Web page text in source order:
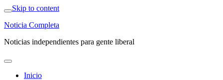
Skip to content
Noticia Completa
Noticias independientes para gente liberal
Inicio